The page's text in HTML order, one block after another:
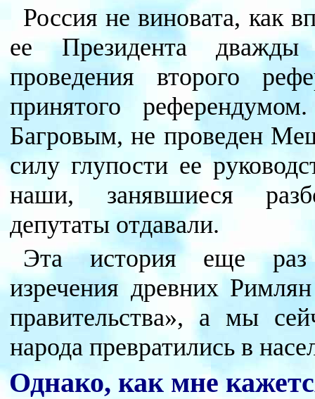
Россия не виновата, как
ее Президента дважды
проведения второго
принятого
Багровым, не проведен
силу глупости ее
наши, занявшиеся
депутаты отдавали.
Эта история еще раз
изречения древних
правительства», а мы
народа превратились в
Однако, как мне